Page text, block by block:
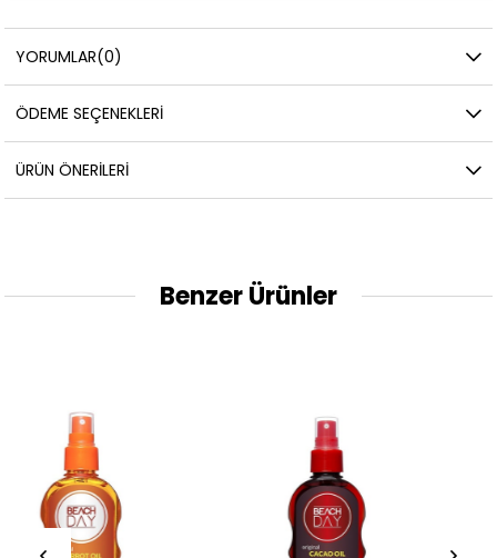
YORUMLAR(0)
ÖDEME SEÇENEKLERI
ÜRÜN ÖNERILERI
Benzer Ürünler